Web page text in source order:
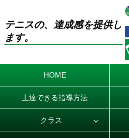
テニスの、達成感を提供し
ます。
HOME
上達できる指導方法
クラス